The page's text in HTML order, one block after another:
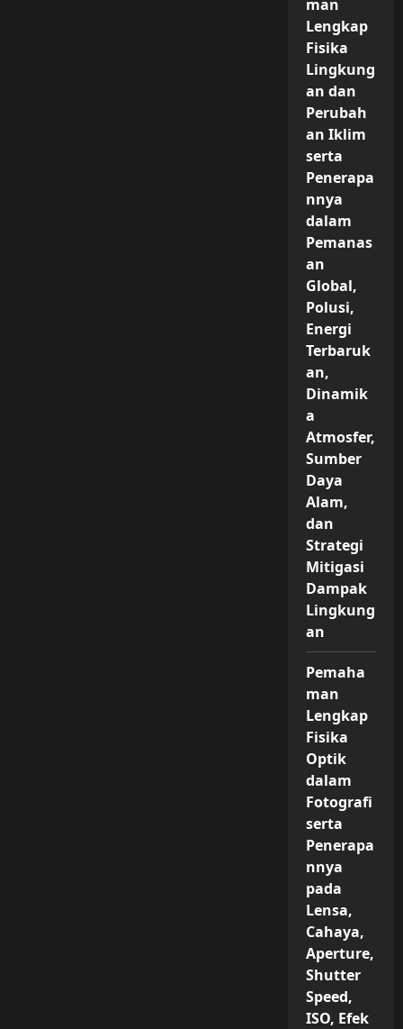
man
Lengkap
Fisika
Lingkung
an dan
Perubah
an Iklim
serta
Penerapa
nnya
dalam
Pemanas
an
Global,
Polusi,
Energi
Terbaruk
an,
Dinamik
a
Atmosfer,
Sumber
Daya
Alam,
dan
Strategi
Mitigasi
Dampak
Lingkung
an
Pemaha
man
Lengkap
Fisika
Optik
dalam
Fotografi
serta
Penerapa
nnya
pada
Lensa,
Cahaya,
Aperture,
Shutter
Speed,
ISO, Efek